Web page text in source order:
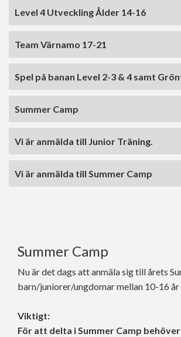
Level 4 Utveckling Ålder 14-16
Team Värnamo 17-21
Spel på banan Level 2-3 & 4 samt
Summer Camp
Vi är anmälda till Junior Träning.
Vi är anmälda till Summer Camp
Summer Camp
Nu är det dags att anmäla sig till årets
barn/juniorer/ungdomar mellan 10-16 år
Viktigt:
För att delta i Summer Camp